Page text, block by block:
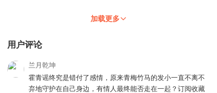
加载更多
用户评论
兰月乾坤
霍青谣终究是错付了感情，原来青梅竹马的发小一直不离不
弃地守护在自己身边，有情人最终能否走在一起？订阅收藏